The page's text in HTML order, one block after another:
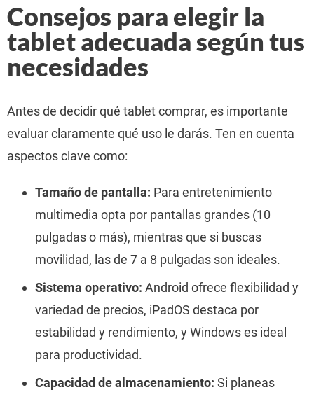
Consejos para elegir la
tablet adecuada según tus
necesidades
Antes de decidir qué tablet comprar, es importante
evaluar claramente qué uso le darás. Ten en cuenta
aspectos clave como:
Tamaño de pantalla: Para entretenimiento
multimedia opta por pantallas grandes (10
pulgadas o más), mientras que si buscas
movilidad, las de 7 a 8 pulgadas son ideales.
Sistema operativo: Android ofrece flexibilidad y
variedad de precios, iPadOS destaca por
estabilidad y rendimiento, y Windows es ideal
para productividad.
Capacidad de almacenamiento: Si planeas